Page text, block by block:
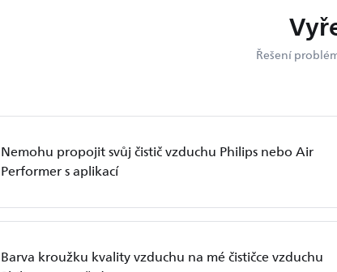
Řešení
Nemohu propojit svůj čistič vzduchu Philips nebo Air
Performer s aplikací
Barva kroužku kvality vzduchu na mé čističce vzduchu